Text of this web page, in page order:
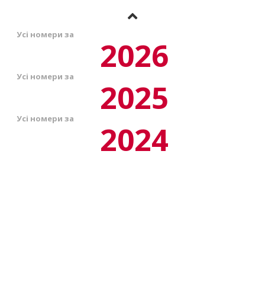
ПДВ?
Усі номери за 2026
Усі номери за 2025
Усі номери за 2024